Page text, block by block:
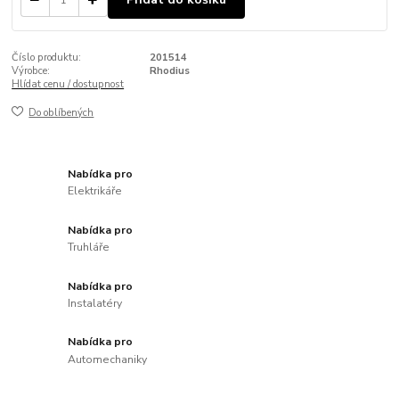
Číslo produktu:
201514
Výrobce:
Rhodius
Hlídat cenu / dostupnost
Do oblíbených
Nabídka pro
Elektrikáře
Nabídka pro
Truhláře
Nabídka pro
Instalatéry
Nabídka pro
Automechaniky